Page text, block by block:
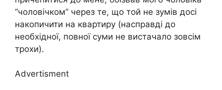
“чоловічком” через те, що той не зумів досі
накопичити на квартиру (насправді до
необхідної, повної суми не вистачало зовсім
трохи).
Advertisment